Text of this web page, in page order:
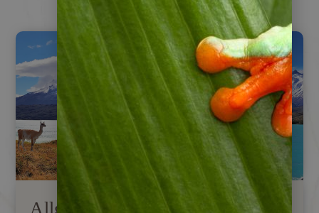
Allgemeine Informationen